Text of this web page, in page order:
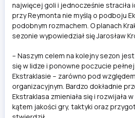
najwięcej goli i jednocześnie straciła
przy Reymonta nie myślą o podboju
podobnym rozmachem. O planach
sezonie wypowiedział się Jarosław
– Naszym celem na kolejny sezon
się w lidze i ponowne poczucie
Ekstraklasie – zarówno pod
organizacyjnym. Bardzo dokładnie
Ekstraklasa zmieniała się i rozwijała
kątem jakości gry, taktyki oraz